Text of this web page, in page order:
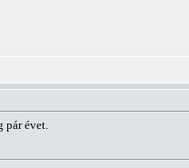
évet.